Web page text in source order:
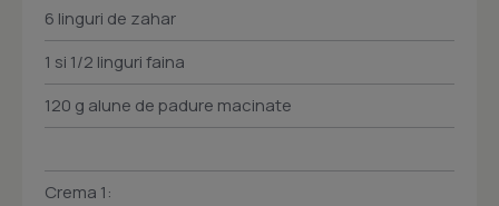
6 linguri de zahar
1 si 1/2 linguri faina
120 g alune de padure macinate
Crema 1: